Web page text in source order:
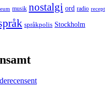
musik nostalgi ord radio recept
språkpolis Stockholm